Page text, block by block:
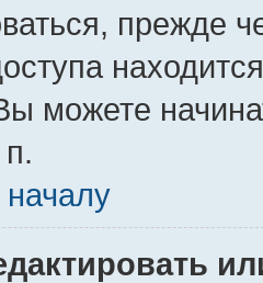
прежде
можете
началу